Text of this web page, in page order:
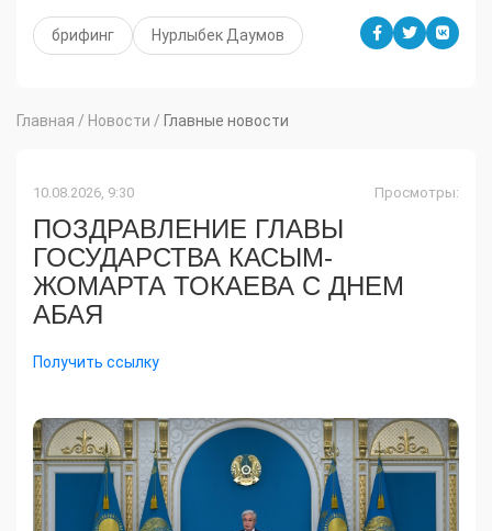
брифинг Нурлыбек Даумов
Главная / Новости / Главные новости
10.08.2026, 9:30 Просмотры:
ПОЗДРАВЛЕНИЕ ГЛАВЫ
ГОСУДАРСТВА КАСЫМ-
ЖОМАРТА ТОКАЕВА С ДНЕМ
АБАЯ
Получить ссылку